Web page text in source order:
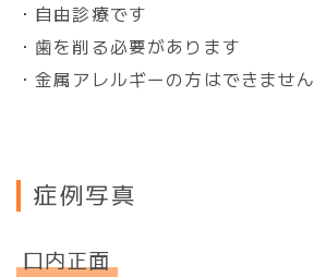
・自由診療です
・歯を削る必要があります
・金属アレルギーの方はできません
症例写真
口内正面